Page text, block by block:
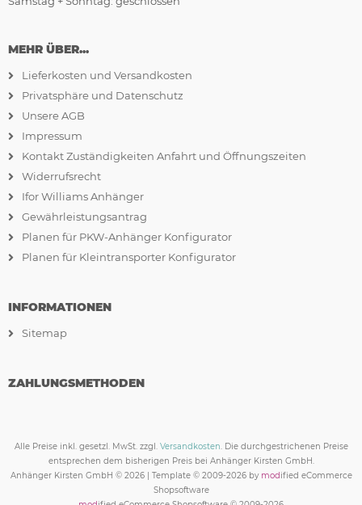
MEHR ÜBER...
Lieferkosten und Versandkosten
Privatsphäre und Datenschutz
Unsere AGB
Impressum
Kontakt Zuständigkeiten Anfahrt und Öffnungszeiten
Widerrufsrecht
Ifor Williams Anhänger
Gewährleistungsantrag
Planen für PKW-Anhänger Konfigurator
Planen für Kleintransporter Konfigurator
INFORMATIONEN
Sitemap
ZAHLUNGSMETHODEN
Alle Preise inkl. gesetzl. MwSt. zzgl. Versandkosten. Die durchgestrichenen Preise
entsprechen dem bisherigen Preis bei Anhänger Kirsten GmbH.
Anhänger Kirsten GmbH © 2026 | Template © 2009-2026 by modified eCommerce
Shopsoftware